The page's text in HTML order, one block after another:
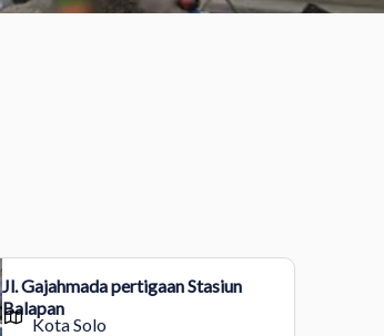
Jl. Gajahmada pertigaan Stasiun
Balapan
Kota Solo